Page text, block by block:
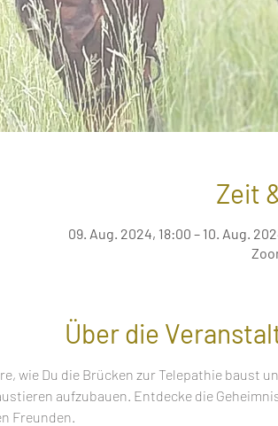
Zeit
09. Aug. 2024, 18:00 – 10. Aug.
Über die
wie Du die Brücken zur Telepathie baust
aufzubauen. Entdecke die
Freunden.